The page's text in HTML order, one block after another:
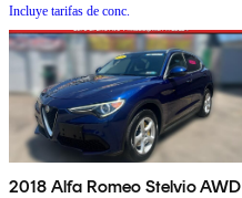
Incluye tarifas de conc.
2018 Alfa Romeo Stelvio AWD